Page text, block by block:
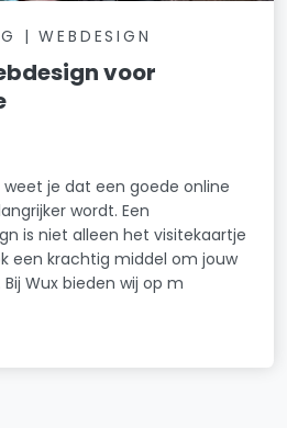
| WEBDESIGN
voor
weet je dat een goede online
wordt. Een
is niet alleen het visitekaartje
een krachtig middel om jouw
Wux bieden wij op m